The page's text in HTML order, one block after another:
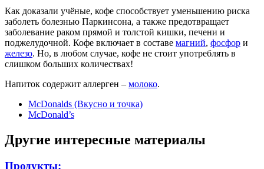
Как доказали учёные, кофе способствует уменьшению риска
заболеть болезнью Паркинсона, а также предотвращает
заболевание раком прямой и толстой кишки, печени и
поджелудочной. Кофе включает в составе магний, фосфор и
железо. Но, в любом случае, кофе не стоит употреблять в
слишком больших количествах!
Напиток содержит аллерген – молоко.
McDonalds (Вкусно и точка)
McDonald’s
Другие интересные материалы
Продукты: